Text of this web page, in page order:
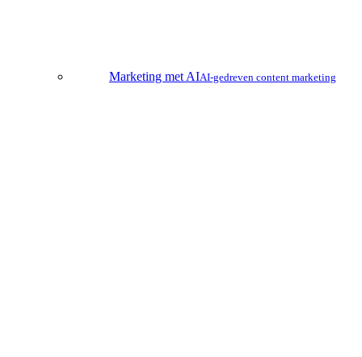
Marketing met AIAI-gedreven content marketing